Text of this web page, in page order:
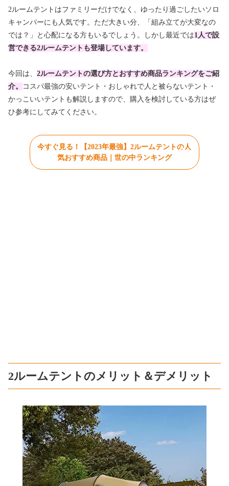
2ルームテントはファミリーだけでなく、ゆったり過ごしたいソロ
キャンパーにも人気です。ただ大きい分、「組み立てが大変なの
では？」と心配になる方もいるでしょう。しかし最近では1人で設
営できる2ルームテントも登場しています。
今回は、 2ルームテントの選び方とおすすめ商品ランキングをご紹
介。
コスパ最強の安いテント・おしゃれで人と被らないテント・
かっこいいテントも解説しますので、購入を検討している方はぜ
ひ参考にしてみてください。
今すぐ見る！【2023年最強】2ルームテントの人
気おすすめ商品｜世の中ランキング
2ルームテントのメリット＆デメリット